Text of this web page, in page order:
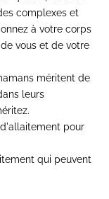
complexes et
à votre corps
vous et de votre
méritent de
leurs
pour
qui peuvent